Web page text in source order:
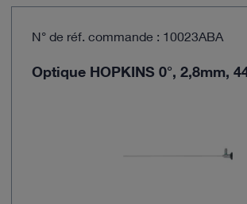
N° de réf. commande : 10023ABA
Optique HOPKINS 0°, 2,8mm,